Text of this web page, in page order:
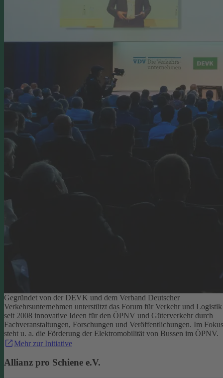
Gegründet von der DEVK und dem Verband Deutscher
Verkehrsunternehmen unterstützt das Forum für Verkehr und Logistik
seit 2008 innovative Ideen für den ÖPNV und Güterverkehr durch
Fachveranstaltungen, Forschungen und Veröffentlichungen. Im Fokus
steht u. a. die Förderung der Elektromobilität von Bussen im ÖPNV.
Mehr zur Initiative
Allianz pro Schiene e.V.